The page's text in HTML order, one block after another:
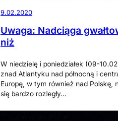
9.02.2020
Uwaga: Nadciąga
niż
​​​​​​​W niedzielę i poniedziałek (09-
znad Atlantyku nad północną i
Europę, w tym również nad Polskę,
się bardzo rozległy…